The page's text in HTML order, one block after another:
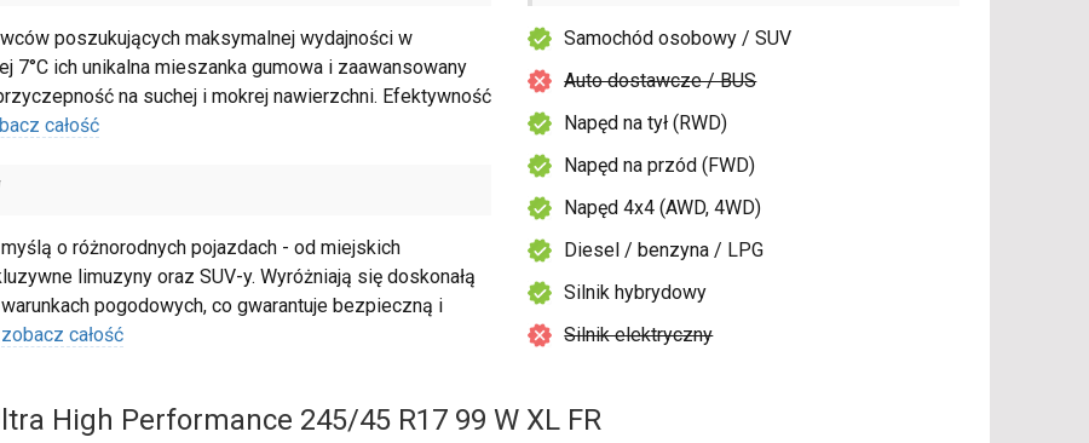
poszukujących maksymalnej wydajności w
ich unikalna mieszanka gumowa i zaawansowany
na suchej i mokrej nawierzchni. Efektywność
całość
o różnorodnych pojazdach - od miejskich
limuzyny oraz SUV-y. Wyróżniają się doskonałą
pogodowych, co gwarantuje bezpieczną i
zobacz całość
Samochód osobowy / SUV
Auto dostawcze / BUS
Napęd na tył (RWD)
Napęd na przód (FWD)
Napęd 4x4 (AWD, 4WD)
Diesel / benzyna / LPG
Silnik hybrydowy
Silnik elektryczny
High Performance 245/45 R17 99 W XL FR